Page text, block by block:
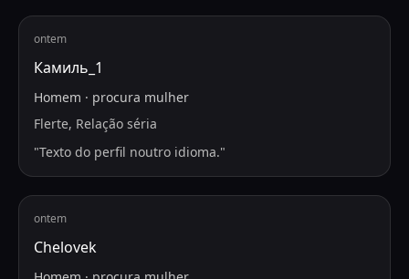
ontem
Камиль_1
Homem · procura mulher
Flerte, Relação séria
"Texto do perfil noutro idioma."
ontem
Chelovek